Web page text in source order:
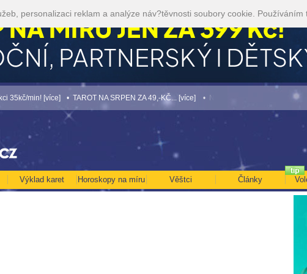
Výklad karet Horoskopy na míru Věštci Články
min! [více] • TAROT NA SRPEN ZA 49,-KČ... [více] • NEJVĚTŠÍ ROČNÍ HOROSKOP NA
personalizaci reklam a analýze náv?těvnosti soubory cookie. Používáním